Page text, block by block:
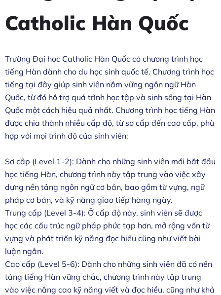
Catholic Hàn Quốc
Trường Đại học Catholic Hàn Quốc có chương trình học
tiếng Hàn dành cho du học sinh quốc tế. Chương trình học
tiếng tại đây giúp sinh viên nắm vững ngôn ngữ Hàn
Quốc, từ đó hỗ trợ quá trình học tập và sinh sống tại Hàn
Quốc một cách hiệu quả nhất. Chương trình học tiếng Hàn
được chia thành nhiều cấp độ, từ sơ cấp đến cao cấp, phù
hợp với mọi trình độ của sinh viên:
Sơ cấp (Level 1-2): Dành cho những sinh viên mới bắt đầu
học tiếng Hàn, chương trình này tập trung vào việc xây
dựng nền tảng ngôn ngữ cơ bản, bao gồm từ vựng, ngữ
pháp cơ bản, và kỹ năng giao tiếp hàng ngày.
Trung cấp (Level 3-4): Ở cấp độ này, sinh viên sẽ được
học các cấu trúc ngữ pháp phức tạp hơn, mở rộng vốn từ
vựng và phát triển kỹ năng đọc hiểu cũng như viết bài
luận ngắn.
Cao cấp (Level 5-6): Dành cho những sinh viên đã có nền
tảng tiếng Hàn vững chắc, chương trình này tập trung
vào việc nâng cao kỹ năng viết và đọc hiểu, cũng như khả